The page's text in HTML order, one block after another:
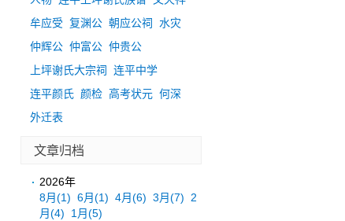
牟应受 复渊公 朝应公祠
水灾
仲辉公 仲富公 仲贵公
上坪谢氏大宗祠
连平中学
连平颜氏 颜检 高考状元 何深
外迁表
文章归档
2026年
8月(1) 6月(1) 4月(6) 3月(7) 2
月(4) 1月(5)